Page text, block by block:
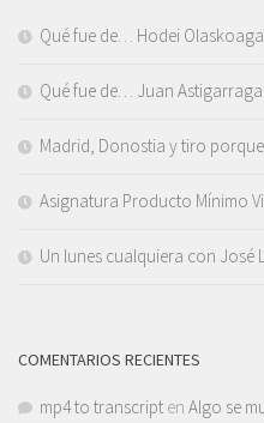
Qué fue de… Hodei Olaskoaga
Qué fue de… Juan Astigarraga
Madrid, Donostia y tiro
Asignatura Producto Mínimo
Un lunes cualquiera con José
COMENTARIOS RECIENTES
mp4 to transcript en Algo se